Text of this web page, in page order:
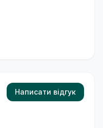
Написати відгук